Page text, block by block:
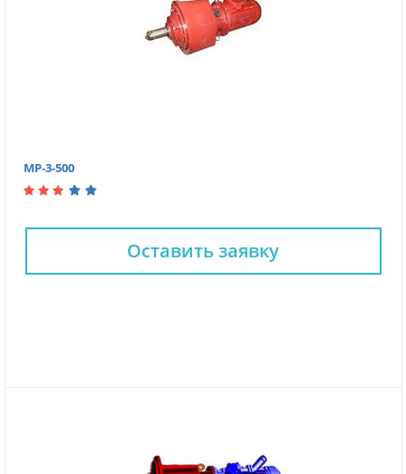
МР-3-500
Оставить заявку